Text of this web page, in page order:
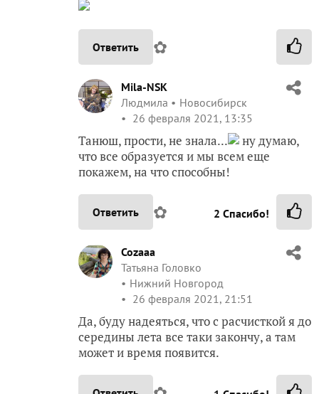
Ответить ✿
Mila-NSK
Людмила
Новосибирск
26 февраля 2021, 13:35
Танюш, прости, не знала...
ну думаю,
что все образуется и мы всем еще
покажем, на что способны!
Ответить ✿ 2 Спасибо!
Cozaaa
Татьяна Головко
Нижний Новгород
26 февраля 2021, 21:51
Да, буду надеяться, что с расчисткой я до
середины лета все таки закончу, а там
может и время появится.